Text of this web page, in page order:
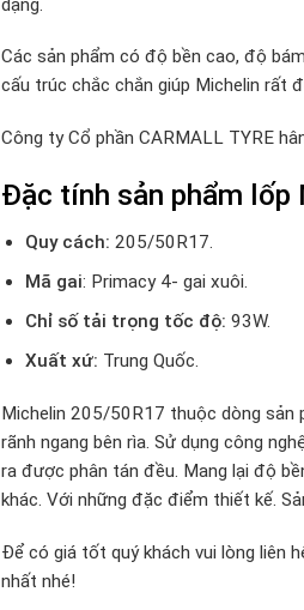
Các sản phẩm có độ bền cao, độ
cấu trúc chắc chắn giúp Michelin rất
Công ty Cổ phần CARMALL TYRE
Đặc tính sản phẩm lốp
Quy cách: 205/50R17.
Mã gai: Primacy 4- gai xuôi.
Chỉ số tải trọng tốc độ: 93W.
Xuất xứ: Trung Quốc.
Michelin 205/50R17 thuộc dòng sản
rãnh ngang bên rìa. Sử dụng công
ra được phân tán đều. Mang lại độ
khác. Với những đặc điểm thiết kế.
Để có giá tốt quý khách vui lòng liên
nhất nhé!